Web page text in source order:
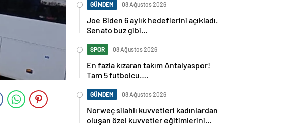
GÜNDEM 08 Ağustos 2026
Joe Biden 6 aylık hedeflerini açıkladı.
Senato buz gibi…
SPOR 08 Ağustos 2026
En fazla kızaran takım Antalyaspor!
Tam 5 futbolcu….
GÜNDEM 08 Ağustos 2026
Norweç silahlı kuvvetleri kadınlardan
oluşan özel kuvvetler eğitimlerini